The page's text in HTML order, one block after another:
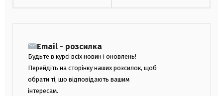
Email - розсилка
Будьте в курсі всіх новин і оновлень!
Перейдіть на сторінку наших розсилок, щоб
обрати ті, що відповідають вашим
інтересам.